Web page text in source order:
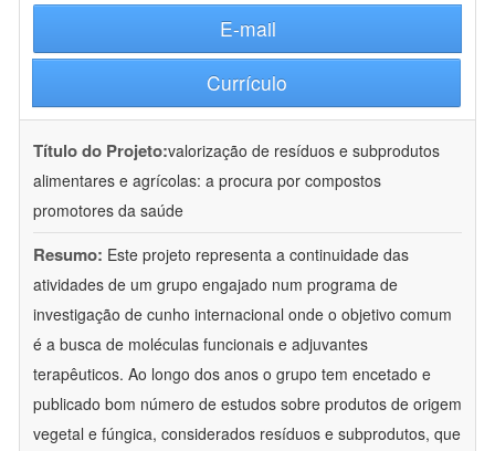
E-mail
Currículo
Título do Projeto:valorização de resíduos e subprodutos
alimentares e agrícolas: a procura por compostos
promotores da saúde
Resumo: Este projeto representa a continuidade das
atividades de um grupo engajado num programa de
investigação de cunho internacional onde o objetivo comum
é a busca de moléculas funcionais e adjuvantes
terapêuticos. Ao longo dos anos o grupo tem encetado e
publicado bom número de estudos sobre produtos de origem
vegetal e fúngica, considerados resíduos e subprodutos, que